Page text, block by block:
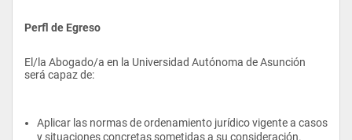
Perfl de Egreso
El/la Abogado/a en la Universidad Autónoma de Asunción
será capaz de:
Aplicar las normas de ordenamiento jurídico vigente a casos
y situaciones concretas sometidas a su consideración.